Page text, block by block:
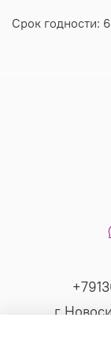
Срок годности:
г